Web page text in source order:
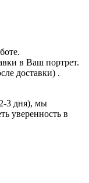
в Ваш портрет.
доставки) .
3 дня), мы
уверенность в